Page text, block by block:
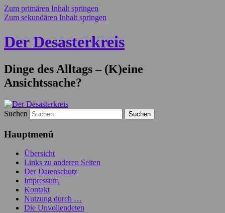
Zum primären Inhalt springen
Zum sekundären Inhalt springen
Der Desasterkreis
Dinge des Alltags – (K)eine
Ansichtssache?
Suchen
Hauptmenü
Übersicht
Links zu anderen Seiten
Der Datenschutz
Impressum
Kontakt
Nutzung durch …
Die Unvollendeten